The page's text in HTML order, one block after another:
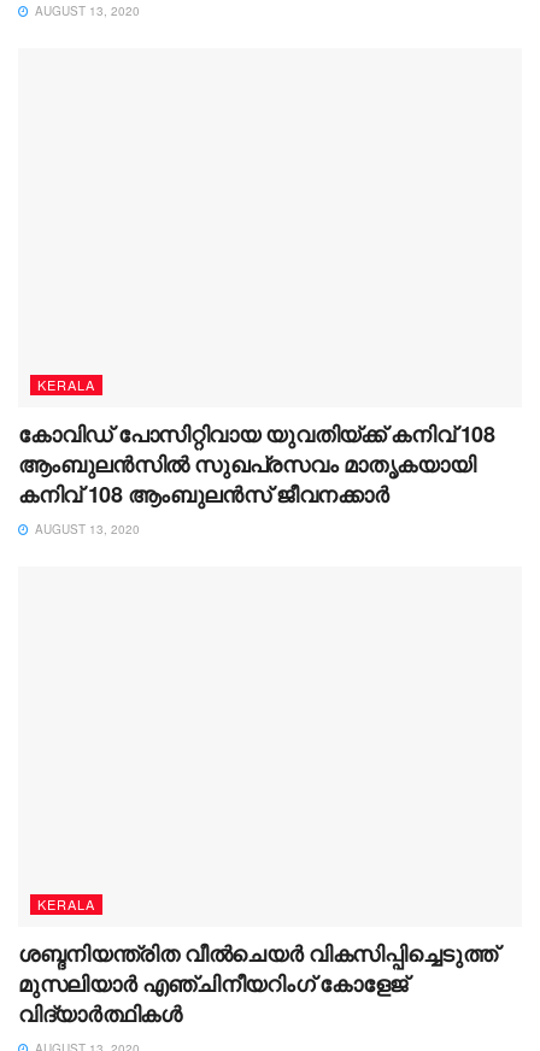
AUGUST 13, 2020
KERALA
കോവിഡ് പോസിറ്റിവായ യുവതിയ്ക്ക് കനിവ് 108
ആംബുലന്‍സില്‍ സുഖപ്രസവം മാതൃകയായി
കനിവ് 108 ആംബുലന്‍സ് ജീവനക്കാര്‍
AUGUST 13, 2020
KERALA
ശബ്ദനിയന്ത്രിത വീൽചെയർ വികസിപ്പിച്ചെടുത്ത്
മുസലിയാർ എഞ്ചിനീയറിംഗ് കോളേജ്
വിദ്യാർത്ഥികൾ